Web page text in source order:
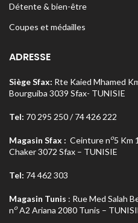
Détente & bien-être
Coupes et médailles
ADRESSE
Siège Sfax: Rte Kaied Mhamed
Bourguiba 3039 Sfax- TUNISIE
Tel: 70 295 250 / 74 426 222
Magasin Sfax : Ceinture no5 Km
Chaker 3072 Sfax – TUNISIE
Tel: 74 462 303
Magasin Tunis : Rue Med Salah
noA2 Ariana 2080 Tunis –